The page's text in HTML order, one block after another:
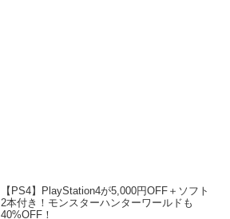
【PS4】PlayStation4が5,000円OFF＋ソフト
2本付き！モンスターハンターワールドも
40%OFF！